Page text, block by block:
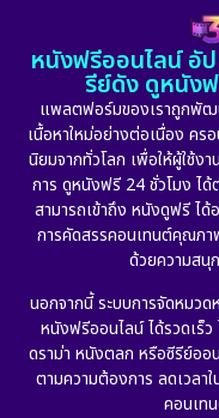
หนังฟรีออนไลน์ อั
รีย์ดัง ดูหนัง
แพลตฟอร์มของเราถูกพัฒ
เนื้อหาใหม่อย่างต่อเนื่อง ค
นิยมจากทั่วโลก เพื่อให้ผู้ใช้ง
การ ดูหนังฟรี 24 ชั่วโมง ได้
สามารถเข้าถึง หนังดูฟรี ไ
การคัดสรรคอนเทนต์คุณภา
ด้วยความสนุ
นอกจากนี้ ระบบการจัดหมวด
หนังฟรีออนไลน์ ได้รวดเร็
ดราม่า หนังตลก หรือซีรีย์อ
ตามความต้องการ ลดเวลา
คอนเท